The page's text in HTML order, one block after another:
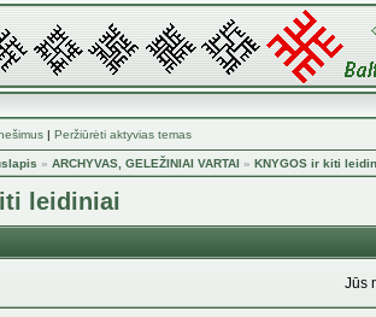
| Peržiūrėti aktyvias temas
» ARCHYVAS, GELEŽINIAI VARTAI » KNYGOS ir kiti
leidiniai
Jūs